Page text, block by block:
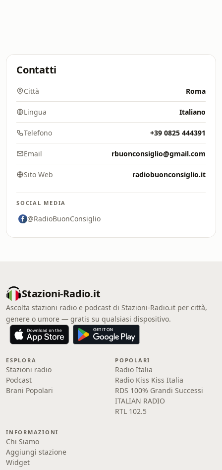
Contatti
Città Roma
Lingua Italiano
Telefono +39 0825 444391
Email rbuonconsiglio@gmail.com
Sito Web radiobuonconsiglio.it
SOCIAL MEDIA
@RadioBuonConsiglio
Stazioni-Radio.it
Ascolta stazioni radio e podcast di Stazioni-Radio.it per città,
genere o umore — gratis su qualsiasi dispositivo.
ESPLORA
Stazioni radio
Podcast
Brani Popolari
POPOLARI
Radio Italia
Radio Kiss Kiss Italia
RDS 100% Grandi Successi
ITALIAN RADIO
RTL 102.5
INFORMAZIONI
Chi Siamo
Aggiungi stazione
Widget